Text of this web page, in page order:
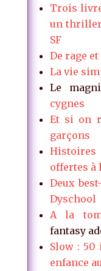
Trois
un thriller
SF
De rage
La vie
Le
cygnes
Et si on
garçons
offertes à
Deux
Dyschool
A la
fantasy
Slow : 50
enfance